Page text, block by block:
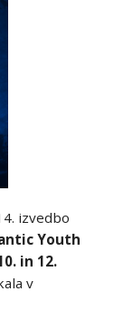
izvedbo
Youth
in 12.
v